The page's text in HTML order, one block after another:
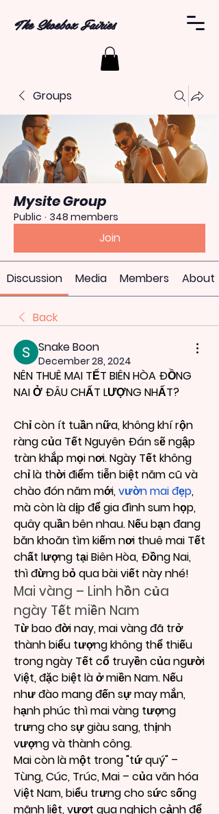
The Shoebox Fairies
Groups
Mysite Group
Public · 348 members
Join
Discussion Media Members About
Back
Snake Boon
December 28, 2024
NÊN THUÊ MAI TẾT BIÊN HÒA ĐỒNG
NAI Ở ĐÂU CHẤT LƯỢNG NHẤT?
Chỉ còn ít tuần nữa, không khí rộn
ràng của Tết Nguyên Đán sẽ ngập
tràn khắp mọi nơi. Ngày Tết không
chỉ là thời điểm tiễn biệt năm cũ và
chào đón năm mới, vườn mai đẹp,
mà còn là dịp để gia đình sum họp,
quây quần bên nhau. Nếu bạn đang
băn khoăn tìm kiếm nơi thuê mai Tết
chất lượng tại Biên Hòa, Đồng Nai,
thì đừng bỏ qua bài viết này nhé!
Mai vàng – Linh hồn của
ngày Tết miền Nam
Từ bao đời nay, mai vàng đã trở
thành biểu tượng không thể thiếu
trong ngày Tết cổ truyền của người
Việt, đặc biệt là ở miền Nam. Nếu
như đào mang đến sự may mắn,
hạnh phúc thì mai vàng tượng
trưng cho sự giàu sang, thịnh
vượng và thành công.
Mai còn là một trong "tứ quý" –
Tùng, Cúc, Trúc, Mai – của văn hóa
Việt Nam, biểu trưng cho sức sống
mãnh liệt, vượt qua nghịch cảnh để